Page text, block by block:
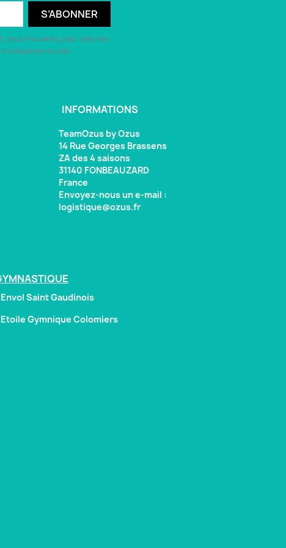
Vous trouverez pour cela nos
du site.
INFORMATIONS
TeamOzus by Ozus
14 Rue Georges Brassens
ZA des 4 saisons
31140 FONBEAUZARD
France
Envoyez-nous un e-mail :
logistique@ozus.fr
Envol Saint Gaudinois
Etoile Gymnique Colomiers